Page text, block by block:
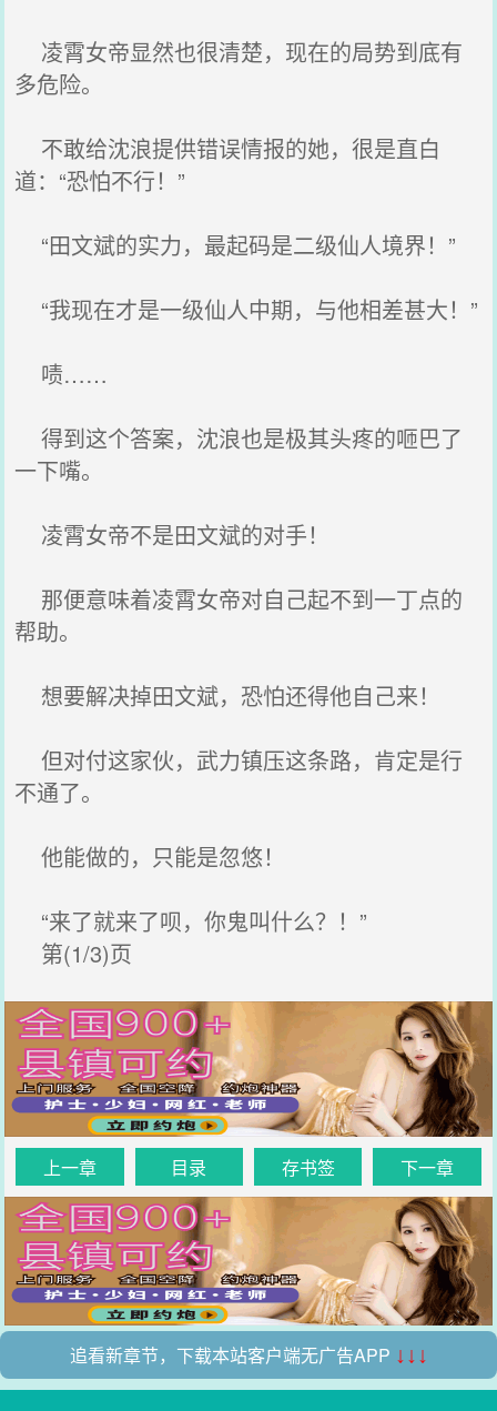
凌霄女帝显然也很清楚，现在的局势到底有
多危险。
不敢给沈浪提供错误情报的她，很是直白
道：“恐怕不行！”
“田文斌的实力，最起码是二级仙人境界！”
“我现在才是一级仙人中期，与他相差甚大！”
啧……
得到这个答案，沈浪也是极其头疼的咂巴了
一下嘴。
凌霄女帝不是田文斌的对手！
那便意味着凌霄女帝对自己起不到一丁点的
帮助。
想要解决掉田文斌，恐怕还得他自己来！
但对付这家伙，武力镇压这条路，肯定是行
不通了。
他能做的，只能是忽悠！
“来了就来了呗，你鬼叫什么？！”
第(1/3)页
上一章 目录 存书签 下一章
追看新章节，下载本站客户端无广告APP ↓↓↓